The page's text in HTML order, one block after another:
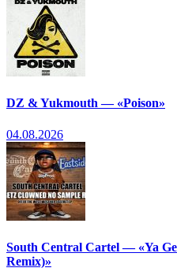
DZ & Yukmouth — «Poison»
04.08.2026
South Central Cartel — «Ya
Remix)»